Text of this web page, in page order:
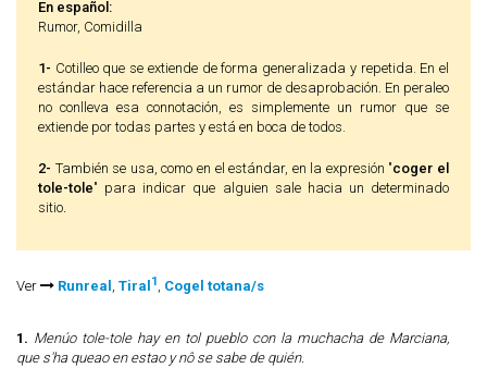
En español:
Rumor, Comidilla
1- Cotilleo que se extiende de forma generalizada y repetida. En el
estándar hace referencia a un rumor de desaprobación. En peraleo
no conlleva esa connotación, es simplemente un rumor que se
extiende por todas partes y está en boca de todos.
2- También se usa, como en el estándar, en la expresión "coger el
tole-tole" para indicar que alguien sale hacia un determinado
sitio.
Ver Runreal , Tiral 1, Cogel totana/s
1. Menúo tole-tole hay en tol pueblo con la muchacha de Marciana,
que s'ha queao en estao y nô se sabe de quién.